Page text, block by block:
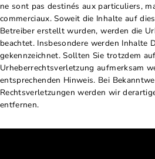
ne sont pas destinés aux particuliers,
commerciaux. Soweit die Inhalte auf
Betreiber erstellt wurden, werden die
beachtet. Insbesondere werden Inhalte
gekennzeichnet. Sollten Sie trotzdem
Urheberrechtsverletzung aufmerksam
entsprechenden Hinweis. Bei
Rechtsverletzungen werden wir
entfernen.